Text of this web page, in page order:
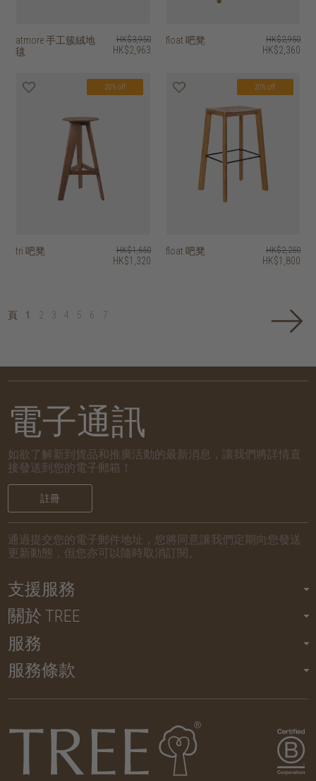
atmore 手工簇絨地
毯
HK$3,950
HK$2,963
float 吧凳 HK$2,950
HK$2,360
20% off
tri 吧凳 HK$1,650
HK$1,320
20% off
float 吧凳 HK$2,250
HK$1,800
頁 1 2 3 4 5 6 7
電子通訊
如欲了解新到貨品和推廣活動的最新消息，讓我們將詳情直
接發送到您的電子郵箱！
註冊
通過提交您的電子郵件地址，您將同意讓我們定期向您發送
更新動態，但您亦可以隨時取消訂閱。
支援服務
關於 TREE
服務
服務條款